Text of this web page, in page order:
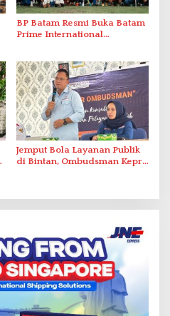
BP Batam Resmi Buka Batam
Prime International
Abdul Jamal
Jemput Bola Layanan Publik
di Bintan, Ombudsman Kepri